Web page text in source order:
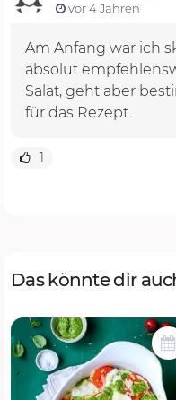
vor 4 Jahren
Am Anfang war ich
absolut
Salat, geht aber
für das Rezept.
1
Das könnte dir